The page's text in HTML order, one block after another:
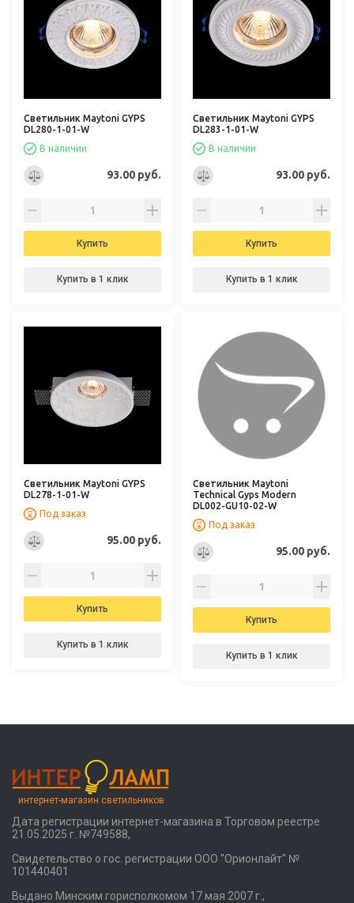
Светильник Maytoni GYPS
DL280-1-01-W
В наличии
93.00 руб.
Купить
Купить в 1 клик
Светильник Maytoni GYPS
DL283-1-01-W
В наличии
93.00 руб.
Купить
Купить в 1 клик
Светильник Maytoni GYPS
DL278-1-01-W
Под заказ
95.00 руб.
Купить
Купить в 1 клик
Светильник Maytoni
Technical Gyps Modern
DL002-GU10-02-W
Под заказ
95.00 руб.
Купить
Купить в 1 клик
интернет-магазин светильников
Дата регистрации интернет-магазина в Торговом реестре
21.05.2025 г. №749588,
Свидетельство о гос. регистрации ООО "Орионлайт" №
101440401
Выдано Минским горисполкомом 17 мая 2007 г.,